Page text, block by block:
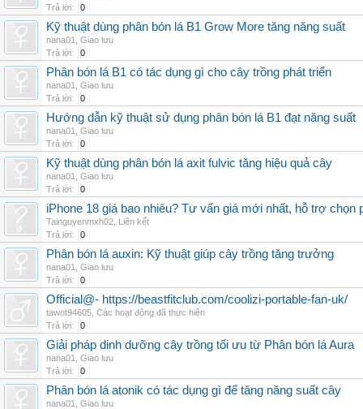
Trả lời:
0
Kỹ thuật dùng phân bón lá B1 Grow More tăng năng suất
nana01
Giao lưu
Trả lời:
0
Phân bón lá B1 có tác dụng gì cho cây trồng phát triển
nana01
Giao lưu
Trả lời:
0
Hướng dẫn kỹ thuật sử dụng phân bón lá B1 đạt năng suất
nana01
Giao lưu
Trả lời:
0
Kỹ thuật dùng phân bón lá axit fulvic tăng hiệu quả cây
nana01
Giao lưu
Trả lời:
0
iPhone 18 giá bao nhiêu? Tư vấn giá mới nhất, hỗ trợ chọn
Tainguyenmxh02 Liên kết
Trả lời:
0
Phân bón lá auxin: Kỹ thuật giúp cây trồng tăng trưởng
nana01
Giao lưu
Trả lời:
0
Official@- https://beastfitclub.com/coolizi-portable-fan-uk/
tawot94605 Các hoạt động đã thực hiện
Trả lời:
0
Giải pháp dinh dưỡng cây trồng tối ưu từ Phân bón lá Aura
nana01
Giao lưu
Trả lời:
0
Phân bón lá atonik có tác dụng gì để tăng năng suất cây
nana01
Giao lưu